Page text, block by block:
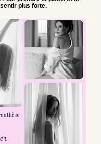
sentir plus forte.